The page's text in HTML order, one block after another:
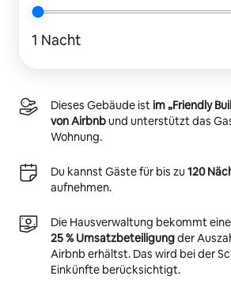
1 Nacht
Dieses Gebäude istim „Friendly
von Airbnbund unterstützt das
Wohnung.
Du kannst Gäste für bis zu 120
aufnehmen.
Die Hausverwaltung bekommt
25 % Umsatzbeteiligungder
Airbnb erhältst. Das wird bei der
Einkünfte berücksichtigt.